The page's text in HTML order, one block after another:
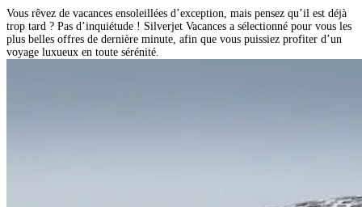
Vous rêvez de vacances ensoleillées d’exception, mais pensez qu’il est déjà
trop tard ? Pas d’inquiétude ! Silverjet Vacances a sélectionné pour vous les
plus belles offres de dernière minute, afin que vous puissiez profiter d’un
voyage luxueux en toute sérénité.